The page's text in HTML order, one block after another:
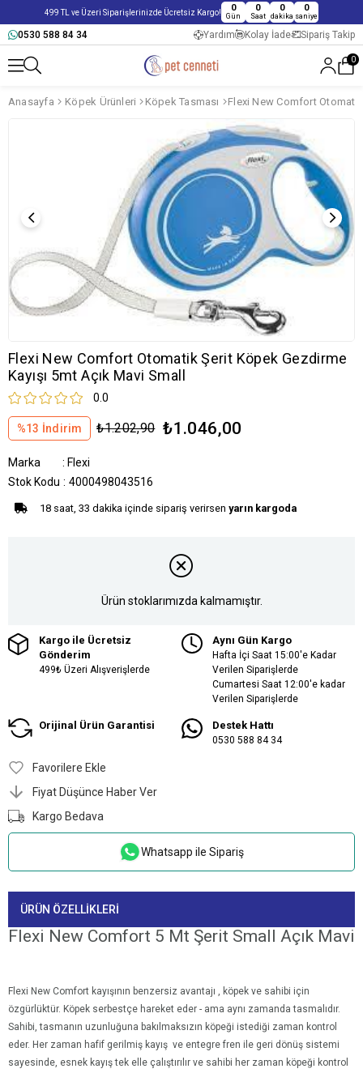
499 TL ve Üzeri Siparişlerinizde Ücretsiz Kargo! 0
Gün
0
Saat
0
dakika
0
saniye
0530 588 84 34 Yardım Kolay İade Sipariş Takip
0
Anasayfa Köpek Ürünleri Köpek Tasması
Flexi New Comfort Otomatik Şerit Köpek Gezdirme
Kayışı 5mt Açık Mavi Small
0.0
%13 İndirim ₺1.202,90 ₺1.046,00
Marka : Flexi
Stok Kodu
4000498043516
18 saat, 33 dakika içinde sipariş verirsen yarın kargoda
Ürün stoklarımızda kalmamıştır.
Kargo ile Ücretsiz
Gönderim
499₺ Üzeri Alışverişlerde
Aynı Gün Kargo
Hafta İçi Saat 15:00'e Kadar
Verilen Siparişlerde
Cumartesi Saat 12:00'e kadar
Verilen Siparişlerde
Orijinal Ürün Garantisi Destek Hattı
0530 588 84 34
Favorilere Ekle
Fiyat Düşünce Haber Ver
Kargo Bedava
Whatsapp ile Sipariş
ÜRÜN ÖZELLIKLERI
Flexi New Comfort 5 Mt Şerit Small Açık Mavi
Flexi New Comfort kayışının benzersiz avantajı , köpek ve sahibi için
özgürlüktür. Köpek serbestçe hareket eder - ama aynı zamanda tasmalıdır.
Sahibi, tasmanın uzunluğuna bakılmaksızın köpeği istediği zaman kontrol
eder. Her zaman hafif gerilmiş kayış ve entegre fren ile geri dönüş sistemi
sayesinde, esnek kayış tek elle çalıştırılır ve sahibi her zaman köpeği kontrol